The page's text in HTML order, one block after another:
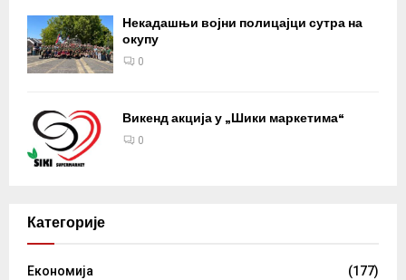
Некадашњи војни полицајци сутра на
окупу
0
Викенд акција у „Шики маркетима“
0
Категорије
Eкономија
(177)